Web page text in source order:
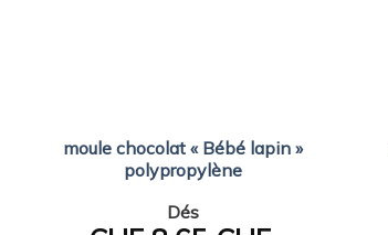
moule chocolat « Bébé lapin »
polypropylène
Dés